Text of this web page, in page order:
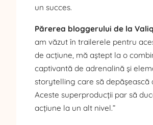
un succes.
Părerea bloggerului de la
am văzut în trailerele pentru
de acțiune, mă aștept la o
captivantă de adrenalină și
storytelling care să depășească
Aceste superproducții par să
acțiune la un alt nivel.”